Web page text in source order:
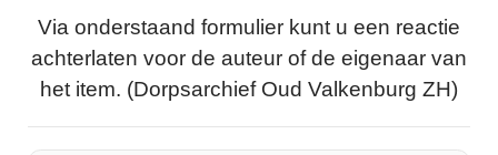
Via onderstaand formulier kunt u een reactie
achterlaten voor de auteur of de eigenaar van
het item. (Dorpsarchief Oud Valkenburg ZH)